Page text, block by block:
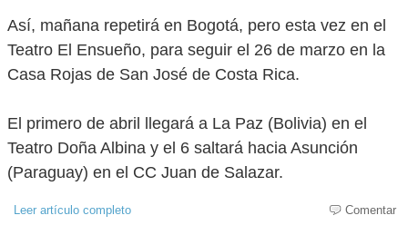
Así, mañana repetirá en Bogotá, pero esta vez en el
Teatro El Ensueño, para seguir el 26 de marzo en la
Casa Rojas de San José de Costa Rica.
El primero de abril llegará a La Paz (Bolivia) en el
Teatro Doña Albina y el 6 saltará hacia Asunción
(Paraguay) en el CC Juan de Salazar.
Leer artículo completo Comentar